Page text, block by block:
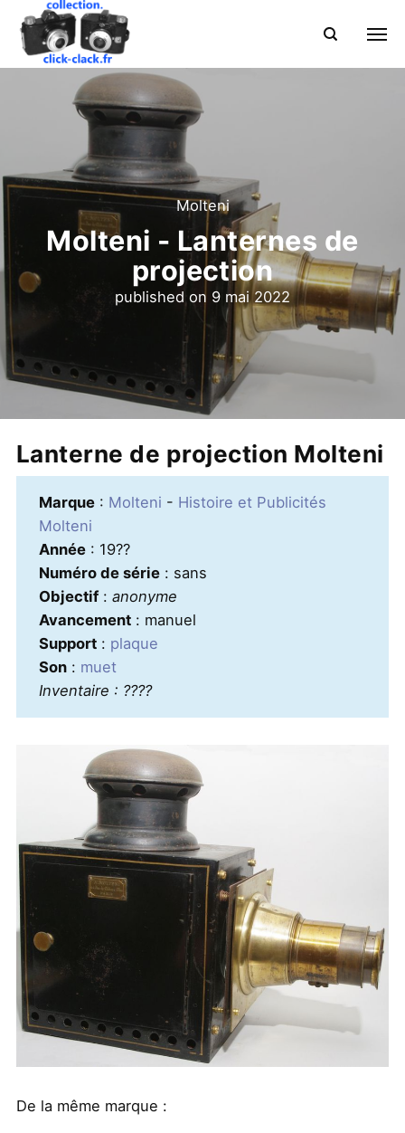
Molteni
Molteni - Lanternes de
projection
published on 9 mai 2022
Lanterne de projection Molteni
Marque: Molteni - Histoire et Publicités
Molteni
Année: 19??
Numéro de série: sans
Objectif: anonyme
Avancement: manuel
Support: plaque
Son: muet
Inventaire : ????
De la même marque :